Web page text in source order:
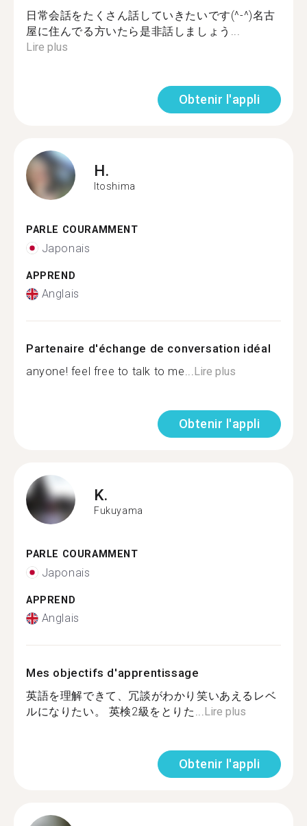
日常会話をたくさん話していきたいです(^-^)名古
屋に住んでる方いたら是非話しましょう...
Lire plus
Obtenir l'appli
H.
Itoshima
PARLE COURAMMENT
Japonais
APPREND
Anglais
Partenaire d'échange de conversation idéal
anyone! feel free to talk to me...Lire plus
Obtenir l'appli
K.
Fukuyama
PARLE COURAMMENT
Japonais
APPREND
Anglais
Mes objectifs d'apprentissage
英語を理解できて、冗談がわかり笑いあえるレベ
ルになりたい。 英検2級をとりた...Lire plus
Obtenir l'appli